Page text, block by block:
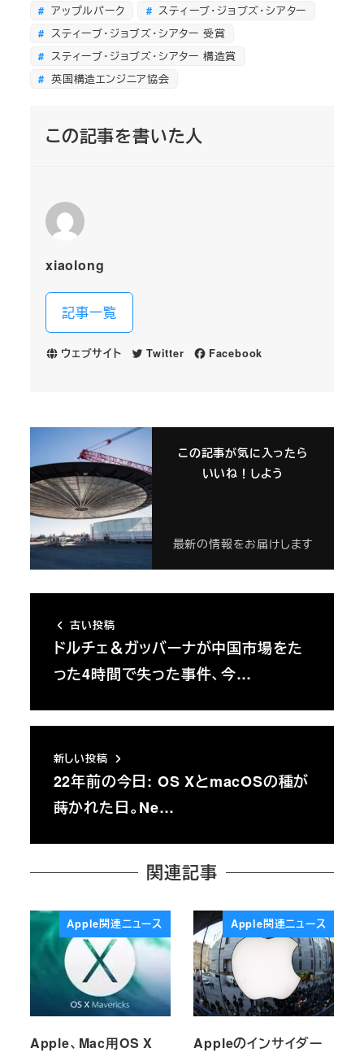
アップルパーク
スティーブ・ジョブズ・シアター
スティーブ・ジョブズ・シアター 受賞
スティーブ・ジョブズ・シアター 構造賞
英国構造エンジニア協会
この記事を書いた人
xiaolong
記事一覧
ウェブサイト Twitter Facebook
この記事が気に入ったら
いいね！しよう
最新の情報をお届けします
古い投稿
ドルチェ＆ガッバーナが中国市場をた
った4時間で失った事件、今…
新しい投稿
22年前の今日: OS XとmacOSの種が
蒔かれた日。Ne…
関連記事
Apple関連ニュース
Apple、Mac用OS X
Apple関連ニュース
Appleのインサイダー